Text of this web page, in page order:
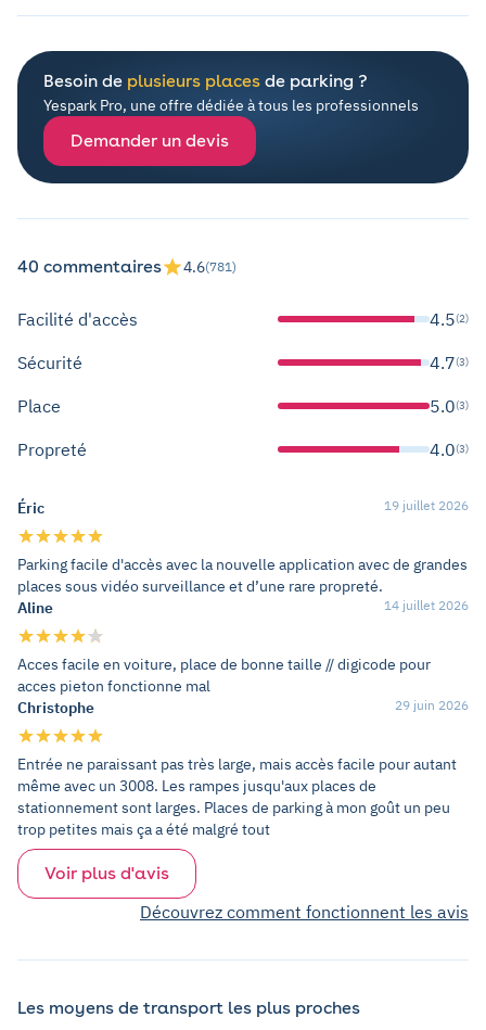
Besoin de plusieurs places de parking ?
Yespark Pro, une offre dédiée à tous les professionnels
Demander un devis
40 commentaires 4.6(781)
Facilité d'accès 4.5(2)
Sécurité 4.7(3)
Place 5.0(3)
Propreté 4.0(3)
Éric 19 juillet 2026
Parking facile d'accès avec la nouvelle application avec de grandes
places sous vidéo surveillance et d’une rare propreté.
Aline
14 juillet 2026
Acces facile en voiture, place de bonne taille // digicode pour
acces pieton fonctionne mal
Christophe
29 juin 2026
Entrée ne paraissant pas très large, mais accès facile pour autant
même avec un 3008. Les rampes jusqu'aux places de
stationnement sont larges. Places de parking à mon goût un peu
trop petites mais ça a été malgré tout
Voir plus d'avis
Découvrez comment fonctionnent les avis
Les moyens de transport les plus proches